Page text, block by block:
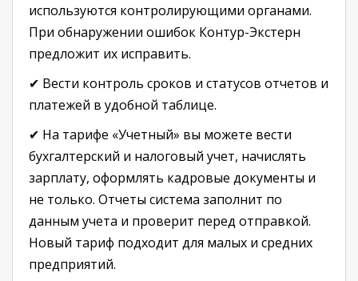
используются контролирующими органами.
При обнаружении ошибок Контур-Экстерн
предложит их исправить.
✔ Вести контроль сроков и статусов отчетов и
платежей в удобной таблице.
✔ На тарифе «Учетный» вы можете вести
бухгалтерский и налоговый учет, начислять
зарплату, оформлять кадровые документы и
не только. Отчеты система заполнит по
данным учета и проверит перед отправкой.
Новый тариф подходит для малых и средних
предприятий.